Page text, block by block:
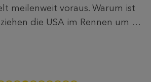
meilenweit voraus. Warum ist
die USA im Rennen um die